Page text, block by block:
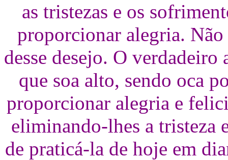
as tristezas e os
proporcionar alegria.
desse desejo. O verdadeiro
que soa alto, sendo oca
proporcionar alegria e
eliminando-lhes a tristeza
de praticá-la de hoje em